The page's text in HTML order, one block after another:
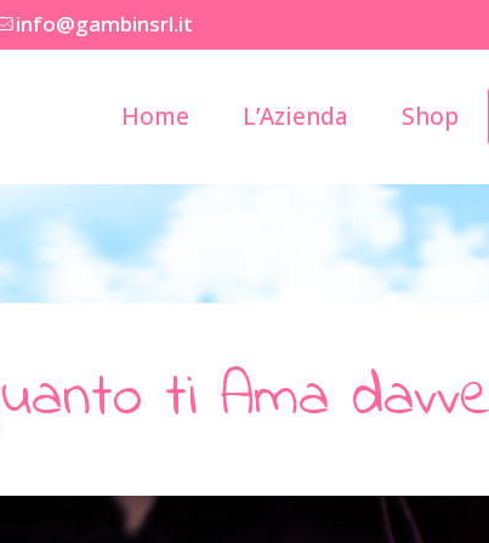
info@gambinsrl.it
Home L’Azienda Shop
ti Ama